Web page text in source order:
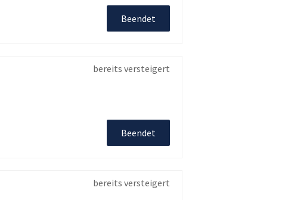
Beendet
bereits versteigert
Beendet
bereits versteigert